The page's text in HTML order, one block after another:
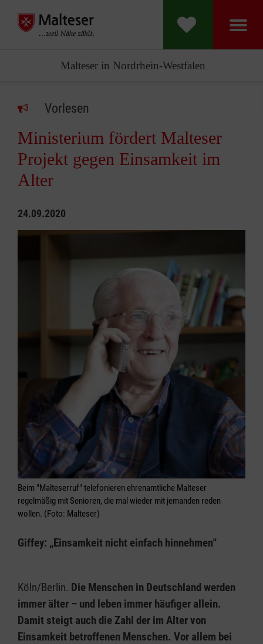
Malteser in Nordrhein-Westfalen
Vorlesen
Ministerium fördert Malteser
Projekt gegen Einsamkeit im
Alter
24.09.2020
Beim "Malteserruf" telefonieren ehrenamtliche Malteser
regelmäßig mit Senioren, die mal wieder mit jemanden reden
wollen. (Foto: Malteser)
Giffey: „Einsamkeit nicht einfach hinnehmen“
Köln/Berlin. Die Menschen in Deutschland werden
immer älter – und leben immer häufiger allein.
Damit steigt auch die Zahl der im Alter von
Einsamkeit betroffenen Menschen. Vor allem bei